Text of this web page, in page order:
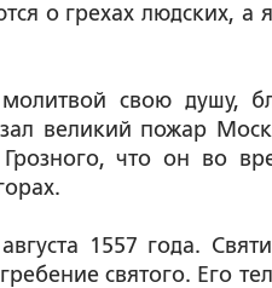
о грехах людских, а
свою душу,
великий пожар
что он во
1557 года.
святого. Его